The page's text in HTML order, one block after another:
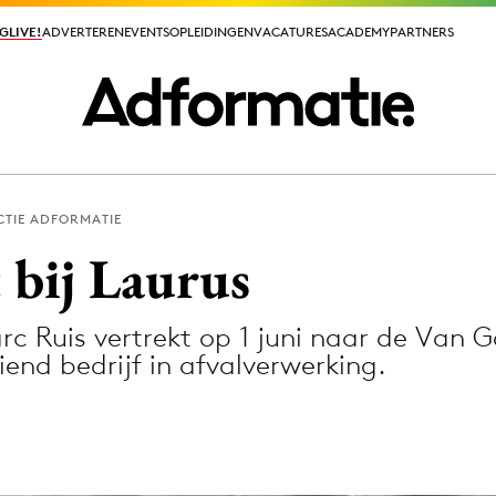
ADVERTERENEVENTSOPLEIDINGENVACATURESACADEMYPARTNERS
ADVERTERENEVENTSOPLEIDINGENVACATURESACADEMYPARTNERS
ADFORMATIE
Laurus
Ruis vertrekt op 1 juni naar de Van
bedrijf in afvalverwerking.